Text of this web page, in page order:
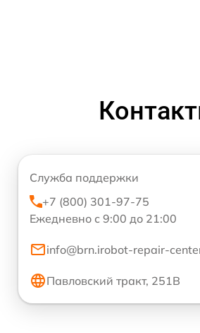
Служба поддержки
+7 (800) 301-97-75
Ежедневно с 9:00 до 21:00
info@brn.irobot-repair-
Павловский тракт, 251В